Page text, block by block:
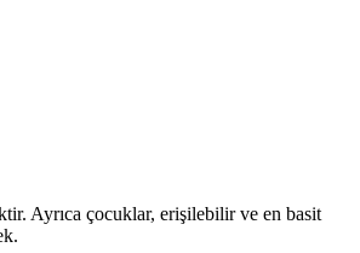
Ayrıca çocuklar, erişilebilir ve en basit